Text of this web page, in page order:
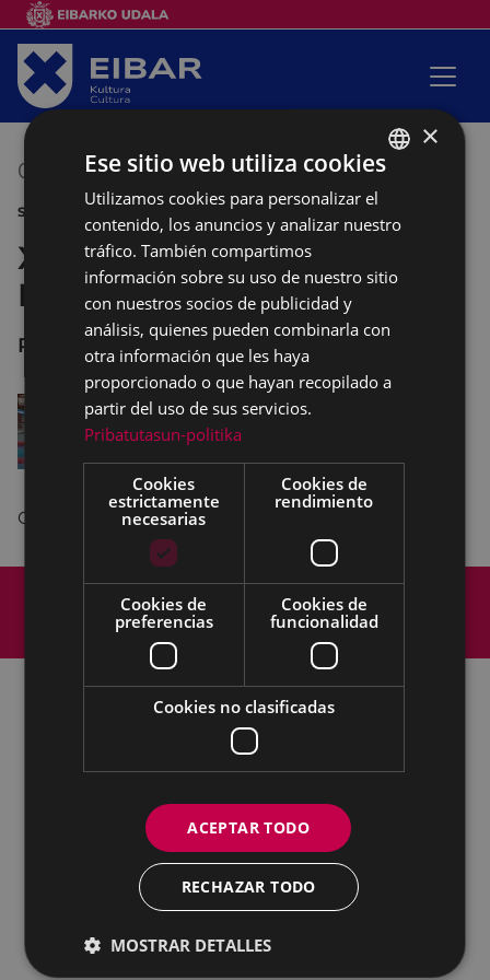
07/06/2024 20:30-22:00
SANJUANAK DEPORTE
XXXV Premio San Juan de
Natación
Polideportivo IPURUA
Organiza: Igerixan.
Mapa del Sitio
Aviso legal
Política de cookies
Contacto
Todas las redes sociales del Ayuntamiento
Cultura - Untzaga plaza, 1 | 20600 Eibar
kultura@eibar.eus pegora@eibar.eus
IFZ: P2003100A | DIR3 L01200300
BASQUE
SPANISH
×
Ese sitio web utiliza cookies
Utilizamos cookies para personalizar el
contenido, los anuncios y analizar nuestro
tráfico. También compartimos
información sobre su uso de nuestro sitio
con nuestros socios de publicidad y
análisis, quienes pueden combinarla con
otra información que les haya
proporcionado o que hayan recopilado a
partir del uso de sus servicios.
Pribatutasun-politika
Cookies
estrictamente
necesarias
Cookies de
rendimiento
Cookies de
preferencias
Cookies de
funcionalidad
Cookies no clasificadas
ACEPTAR TODO
RECHAZAR TODO
MOSTRAR DETALLES